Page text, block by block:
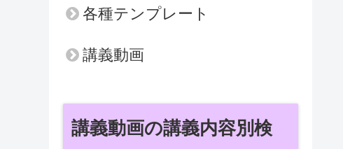
各種テンプレート
講義動画
講義動画の講義内容別検